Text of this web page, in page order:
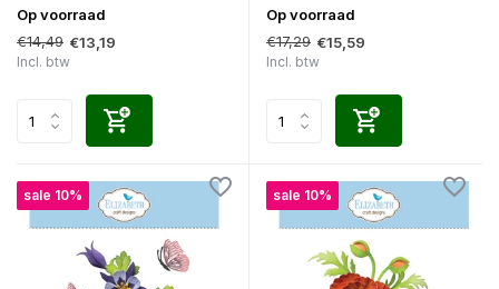
Op voorraad
€14,49 €13,19
Incl. btw
Op voorraad
€17,29 €15,59
Incl. btw
sale 10% sale 10%